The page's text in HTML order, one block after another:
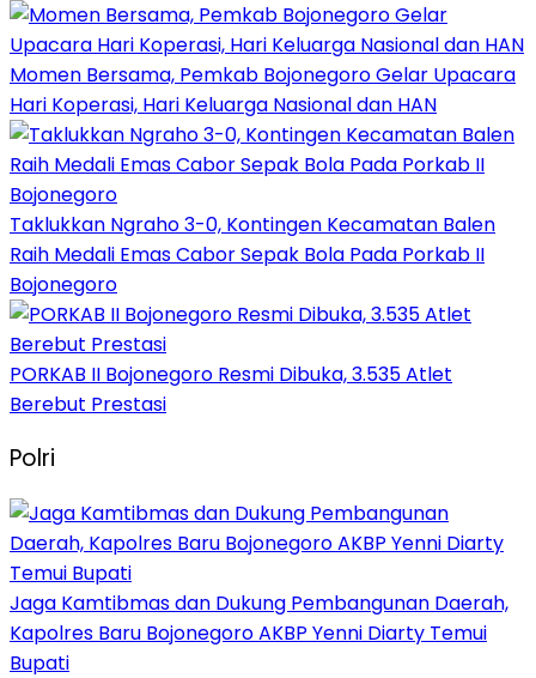
Momen Bersama, Pemkab Bojonegoro Gelar Upacara
Hari Koperasi, Hari Keluarga Nasional dan HAN
Taklukkan Ngraho 3-0, Kontingen Kecamatan Balen
Raih Medali Emas Cabor Sepak Bola Pada Porkab II
Bojonegoro
PORKAB II Bojonegoro Resmi Dibuka, 3.535 Atlet
Berebut Prestasi
Polri
Jaga Kamtibmas dan Dukung Pembangunan Daerah,
Kapolres Baru Bojonegoro AKBP Yenni Diarty Temui
Bupati